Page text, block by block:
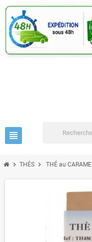
view_headline
chevron_right THÉS chevron_right THÉ au